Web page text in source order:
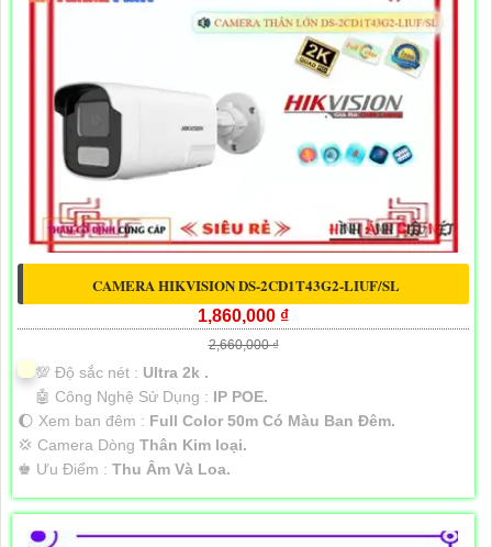
CAMERA HIKVISION DS-2CD1T43G2-LIUF/SL
1,860,000 ₫
2,660,000 ₫
💯 Độ sắc nét : Ultra 2k .
🤖️ Công Nghệ Sử Dụng : IP POE.
🌔 Xem ban đêm : Full Color 50m Có Màu Ban Ðêm.
💢 Camera Dòng Thân Kim loại.
️♚ Ưu Điểm : Thu Âm Và Loa.